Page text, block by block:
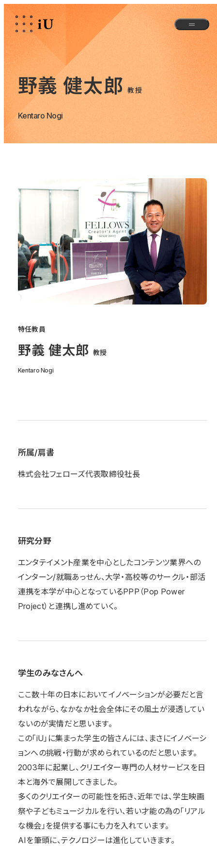
野義 健太郎 教授
Kentaro Nogi
特任教員
野義 健太郎 教授
Kentaro Nogi
所属/肩書
株式会社フェローズ代表取締役社長
研究分野
エンタテイメント産業を中心としたコンテンツ業界への
インターン/就職あっせん、大学・高校等のサークル・部活
連携を本学が中心となっているPPP（Pop Power
Project）と連携し進めていく。
学生のみなさんへ
ここ数十年の日本においてイノベーションが必要だと言
われながら、なかなか社会全体にその風土が浸透してい
ないのが実情だと思います。
この「iU」に集まった学生の皆さんには、まさにイノベーシ
ョンへの挑戦・行動が求められているのだと思います。
2003年に起業し、クリエイター専門の人材サービスを日
本と海外で展開してきました。
多くのクリエイターの可能性を拓き、近年では、学生映画
祭や子どもミュージカルを行い、若い才能の為の「リアル
な機会」を提供する事にも力を入れています。
AIを筆頭に、テクノロジーは進化していきます。